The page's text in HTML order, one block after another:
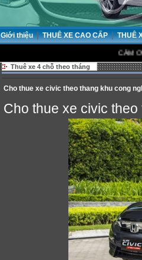
Giới thiệu | THUÊ XE CAO CẤP | THUÊ
CẢM ƠN QUÝ
Thuê xe 4 chỗ theo tháng
Cho thue xe civic theo thang khu cong
Cho thue xe civic